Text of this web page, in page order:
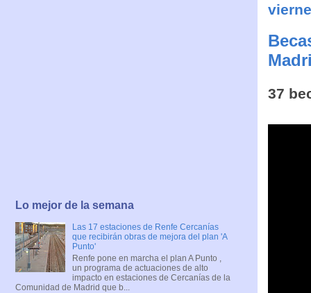
37
Lo mejor de la semana
Las 17 estaciones de Renfe Cercanías
que recibirán obras de mejora del plan 'A
Punto'
Renfe pone en marcha el plan A Punto ,
un programa de actuaciones de alto
impacto en estaciones de Cercanías de la
Comunidad de Madrid que b...